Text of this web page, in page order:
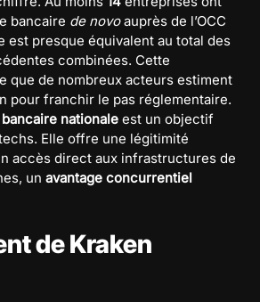
bancaire de novoauprès de l’OCC
est presque équivalent au total des
combinées. Cette
que de nombreux acteurs estiment
pour franchir le pas réglementaire.
nationale est un objectif
Elle offre une légitimité
accès direct aux infrastructures de
un avantage concurrentiel
de Kraken